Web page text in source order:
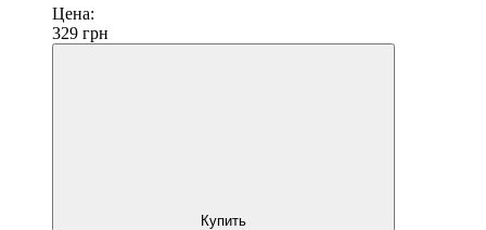
Цена:
329 грн
Купить